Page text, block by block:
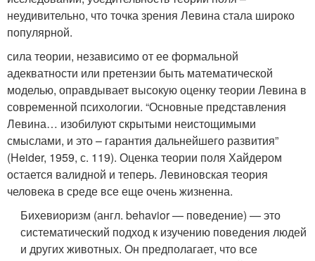
неудивительно, что точка зрения Левина стала широко
популярной.
сила теории, независимо от ее формальной
адекватности или претензии быть математической
моделью, оправдывает высокую оценку теории Левина в
современной психологии. “Основные представления
Левина… изобилуют скрытыми неистощимыми
смыслами, и это – гарантия дальнейшего развития”
(Heider, 1959, с. 119). Оценка теории поля Хайдером
остается валидной и теперь. Левиновская теория
человека в среде все еще очень жизненна.
Бихевиоризм (англ. behavior — поведение) — это
систематический подход к изучению поведения людей
и других животных. Он предполагает, что все